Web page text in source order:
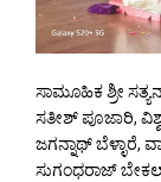
ಸಾಮೂಹಿಕ ಶ್ರೀ
ಸತೀಶ್ ಪೂಜಾರಿ,
ಜಗನ್ನಾಥ್ ಬೆಳ್ಳಾರೆ,
ಸುಗಂಧರಾಜ್